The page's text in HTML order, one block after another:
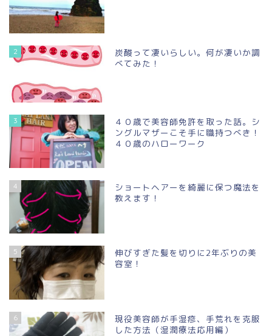
2
炭酸って凄いらしい。何が凄いか調
べてみた！
3
４０歳で美容師免許を取った話。シ
ングルマザーこそ手に職持つべき！
４０歳のハローワーク
4
ショートヘアーを綺麗に保つ魔法を
教えます！
5
伸びすぎた髪を切りに2年ぶりの美
容室！
6
現役美容師が手湿疹、手荒れを克服
した方法（湿潤療法応用編）